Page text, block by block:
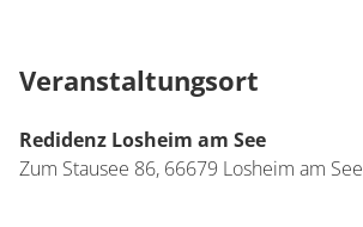
Veranstaltungsort
Redidenz Losheim am See
Zum Stausee 86, 66679 Losheim am See